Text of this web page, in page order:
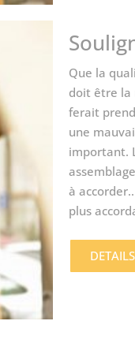
Que la
doit être la
ferait
une
important.
à
plus
DETAILS